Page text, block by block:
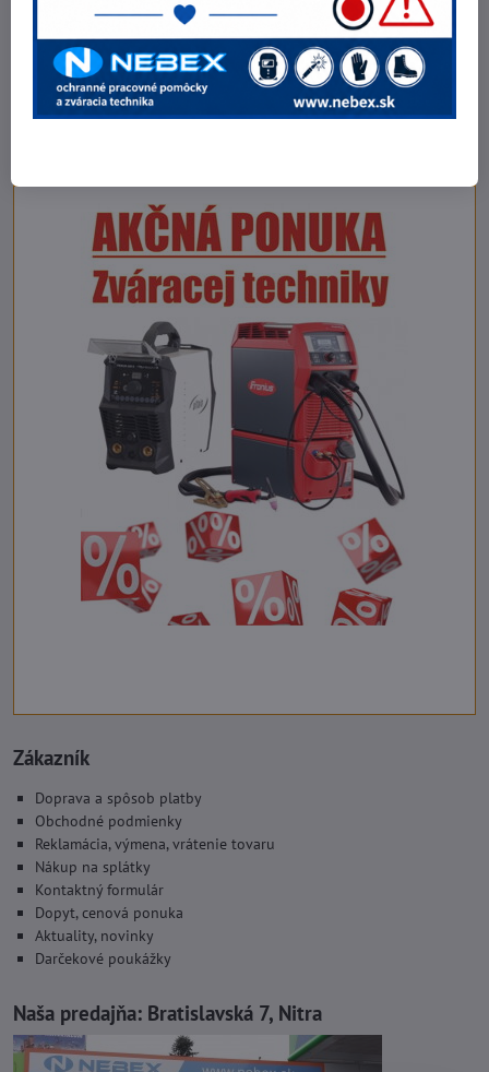
O spoločnosti
Kontakt
Fakturačné údaje
Fotogaléria
Zákazník
Doprava a spôsob platby
Obchodné podmienky
Reklamácia, výmena, vrátenie tovaru
Nákup na splátky
Kontaktný formulár
Dopyt, cenová ponuka
Aktuality, novinky
Darčekové poukážky
Naša predajňa: Bratislavská 7, Nitra